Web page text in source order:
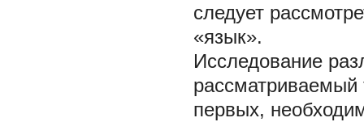
следует
«язык».
Исследование
рассматриваемый
первых,